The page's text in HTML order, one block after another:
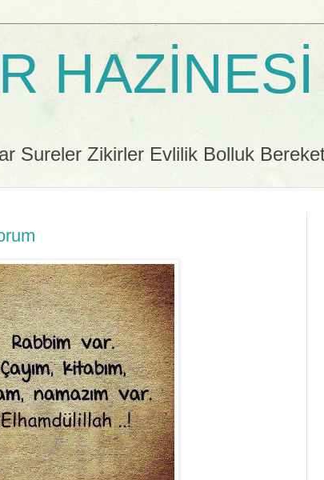
HAZİNESİ
Sureler Zikirler Evlilik Bolluk